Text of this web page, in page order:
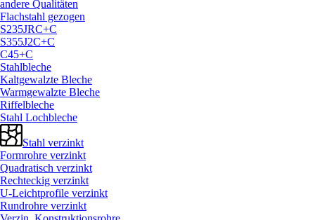
andere Qualitäten
Flachstahl gezogen
S235JRC+C
S355J2C+C
C45+C
Stahlbleche
Kaltgewalzte Bleche
Warmgewalzte Bleche
Riffelbleche
Stahl Lochbleche
Stahl verzinkt
Formrohre verzinkt
Quadratisch verzinkt
Rechteckig verzinkt
U-Leichtprofile verzinkt
Rundrohre verzinkt